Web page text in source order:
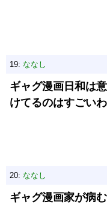
19: ななし
ギャグ漫画日和は
けてるのはすごいわ
20: ななし
ギャグ漫画家が病